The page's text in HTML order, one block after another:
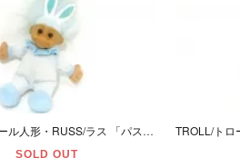
TROLL/トロール人形・RUSS/ラス 「パステルブルー/L/イースターラビット・ぬいぐるみ」
SOLD OUT